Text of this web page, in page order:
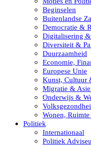
Beginselen
Buitenlandse
Democratie &
Digitalisering
Diversiteit &
Duurzaamheid
Economie,
Europese Unie
Kunst, Cultuur
Migratie &
Onderwijs &
Wonen,
Politiek
Internationaal
Politiek